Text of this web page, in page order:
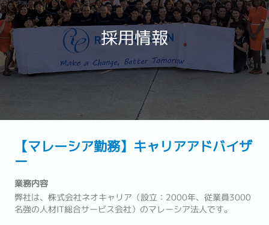
採用情報
【マレーシア勤務】キャリアアドバイザ
ー
業務内容
弊社は、株式会社ネオキャリア（設立：2000年、従業員3000
名強の人材IT総合サービス会社）のマレーシア法人です。